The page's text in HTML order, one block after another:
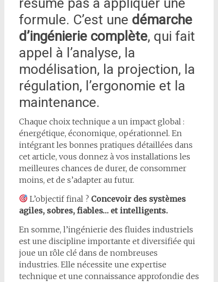
formule. C’est une démarche
d’ingénierie complète, qui fait
appel à l’analyse, la
modélisation, la projection, la
régulation, l’ergonomie et la
maintenance.
Chaque choix technique a un impact global :
énergétique, économique, opérationnel. En
intégrant les bonnes pratiques détaillées dans
cet article, vous donnez à vos installations les
meilleures chances de durer, de consommer
moins, et de s’adapter au futur.
L’objectif final ? Concevoir des systèmes
agiles, sobres, fiables… et intelligents.
En somme, l’ingénierie des fluides industriels
est une discipline importante et diversifiée qui
joue un rôle clé dans de nombreuses
industries. Elle nécessite une expertise
technique et une connaissance approfondie des